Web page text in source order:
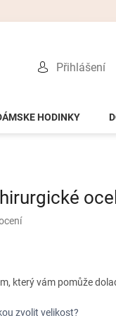
Přihlášení
HODINKY
který vám pomůže
zvolit velikost?